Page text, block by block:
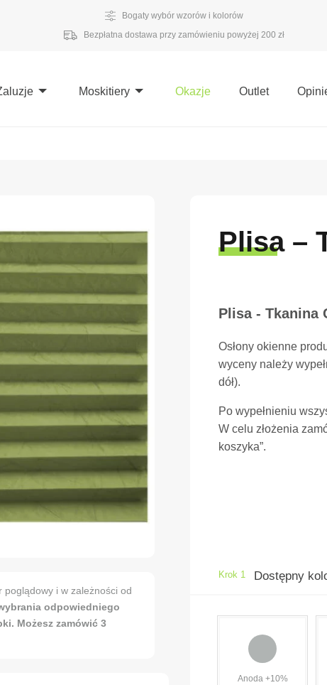
Bogaty wybór wzorów i kolorów
Bezpłatna dostawa przy zamówieniu powyżej 200 zł
Moskitiery Okazje Outlet
i w zależności od
odpowiedniego
Możesz zamówić 3
Plisa –
Plisa - Tkanina
Osłony okienne
wyceny należy
dół).
Po wypełnieniu
W celu złożenia
koszyka”.
Krok 1 Dostępny
Anoda +10%